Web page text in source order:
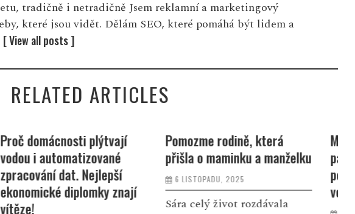
tradičně i netradičně Jsem reklamní a marketingový
které jsou vidět. Dělám SEO, které pomáhá být lidem a
[ View all posts ]
RELATED ARTICLES
Pomozme rodině, která
přišla o maminku a manželku
6 LISTOPADU, 2025
Sára celý život rozdávala
Mezinárodní den vodíku a
palivových článků připomíná
potenciál nejlehčího prvku
ve vesmíru